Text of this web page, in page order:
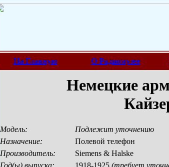
На Главную О Радиомузее
Немецкие
Модель:
Подлежит уточнению
Назначение:
Полевой телефон
Производитель:
Siemens & Halske
Год(ы) выпуска:
1918-1925 (требует